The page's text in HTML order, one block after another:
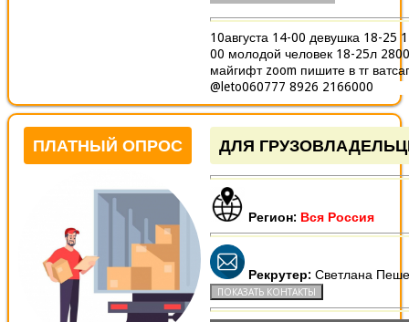
10августа 14-00 девушка 18-25
00 молодой человек 18-25л
майгифт zoom пишите в тг
@leto060777 8926 2166000
ПЛАТНЫЙ ОПРОС ДЛЯ
Регион: Вся Россия
Рекрутер: Светлана